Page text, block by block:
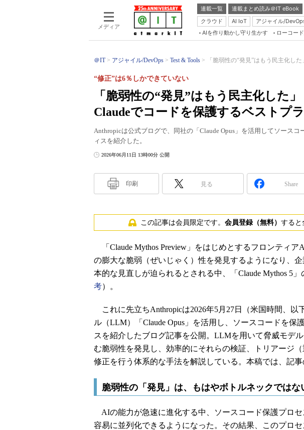
メディア
連載一覧 連載まとめ読み＠IT eBook
クラウド
AI IoT アジャイル/
AIを作り動かし守り生かす ローコー
＠IT アジャイル/DevOps Test & Tools 「脆弱性の“発見”はもう民主化し
「脆弱性の“発見”はもう民主化した
Claudeでコードを保護するベストプ
“修正”は6％しかできていない
Anthropicは公式ブログで、同社の「Claude Opus」を活用してソース
ィスを紹介した。
2026年06月11日 13時00分 公開
印刷 見る Share
この記事は会員限定です。 会員登録（無料） すると
「Claude Mythos Preview」をはじめとするフロンティ
の膨大な脆弱（ぜいじゃく）性を発見するようになり、
本的な見直しが迫られるとされる中、「Claude Mythos 5
考）。
これに先立ちAnthropicは2026年5月27日（米国時間、以
ル（LLM）「Claude Opus」を活用し、ソースコードを保
スを紹介したブログ記事を公開。LLMを用いて脅威モデ
む脆弱性を発見し、効率的にそれらの検証、トリアージ（
修正を行う体系的な手法を解説している。本稿では、記事
脆弱性の「発見」は、もはやボトルネックではな
AIの能力が急速に進化する中、ソースコード保護プロセ
容易に並列化できるようになった。その結果、このプロセ